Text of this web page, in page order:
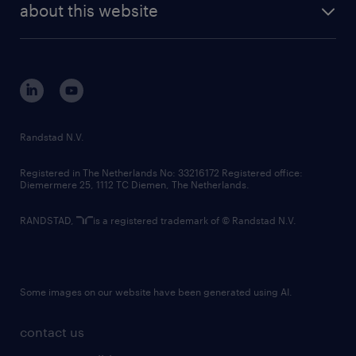
randstad digital
corporate governance
randstad innovation fund
country websites
about this website
contact us
Randstad N.V.
Registered in The Netherlands No: 33216172 Registered office:
Diemermere 25, 1112 TC Diemen, The Netherlands.
RANDSTAD, is a registered trademark of © Randstad N.V.
Some images on our website have been generated using AI.